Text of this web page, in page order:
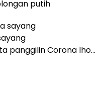
putih
sayang
panggilin Corona lho…